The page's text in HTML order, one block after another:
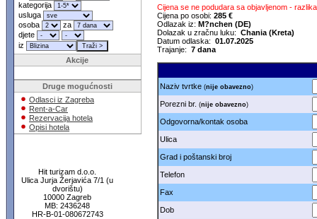
kategorija
usluga
osoba
za
djete
iz
Akcije
Druge mogućnosti
Odlasci iz Zagreba
Rent-a-Car
Rezervacija hotela
Opisi hotela
Hit turizam d.o.o.
Ulica Jurja Žerjavića 7/1 (u
dvorištu)
10000 Zagreb
MB: 2436248
HR-B-01-080672743
Cijena se ne podudara sa objavljenom -
Cijena po osobi: 285 €
Odlazak iz: M?nchen (DE)
Dolazak u zračnu luku: Chania (Kreta)
Datum odlaska: 01.07.2025
Trajanje: 7 dana
Naziv tvrtke (nije obavezno)
Porezni br. (nije obavezno)
Odgovorna/kontak osoba
Ulica
Grad i poštanski broj
Telefon
Fax
Dob